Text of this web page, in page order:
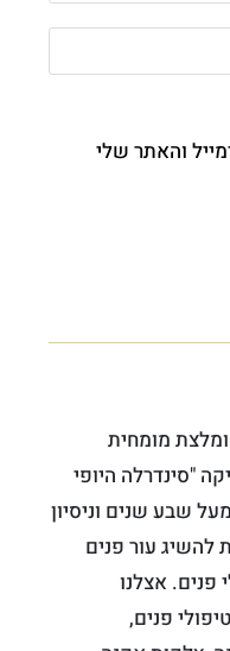
והאתר שלי
מומחית
"סינדרלה היופי
שבע שנים וניסיון
להשיג עור פנים
פנים. אצלנו
פנים,